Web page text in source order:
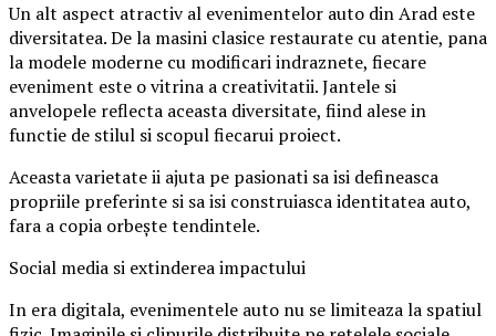
Un alt aspect atractiv al evenimentelor auto din Arad este
diversitatea. De la masini clasice restaurate cu atentie, pana
la modele moderne cu modificari indraznete, fiecare
eveniment este o vitrina a creativitatii. Jantele si
anvelopele reflecta aceasta diversitate, fiind alese in
functie de stilul si scopul fiecarui proiect.
Aceasta varietate ii ajuta pe pasionati sa isi defineasca
propriile preferinte si sa isi construiasca identitatea auto,
fara a copia orbește tendintele.
Social media si extinderea impactului
In era digitala, evenimentele auto nu se limiteaza la spatiul